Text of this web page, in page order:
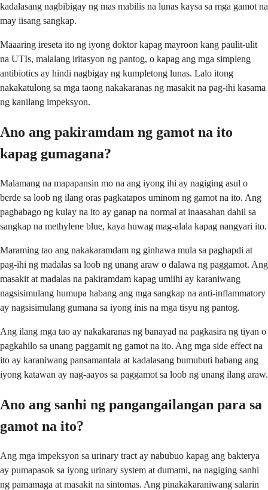
kadalasang nagbibigay ng mas mabilis na lunas kaysa sa mga gamot na
may iisang sangkap.
Maaaring ireseta ito ng iyong doktor kapag mayroon kang paulit-ulit
na UTIs, malalang iritasyon ng pantog, o kapag ang mga simpleng
antibiotics ay hindi nagbigay ng kumpletong lunas. Lalo itong
nakakatulong sa mga taong nakakaranas ng masakit na pag-ihi kasama
ng kanilang impeksyon.
Ano ang pakiramdam ng gamot na ito
kapag gumagana?
Malamang na mapapansin mo na ang iyong ihi ay nagiging asul o
berde sa loob ng ilang oras pagkatapos uminom ng gamot na ito. Ang
pagbabago ng kulay na ito ay ganap na normal at inaasahan dahil sa
sangkap na methylene blue, kaya huwag mag-alala kapag nangyari ito.
Maraming tao ang nakakaramdam ng ginhawa mula sa paghapdi at
pag-ihi ng madalas sa loob ng unang araw o dalawa ng paggamot. Ang
masakit at madalas na pakiramdam kapag umiihi ay karaniwang
nagsisimulang humupa habang ang mga sangkap na anti-inflammatory
ay nagsisimulang gumana sa iyong inis na mga tisyu ng pantog.
Ang ilang mga tao ay nakakaranas ng banayad na pagkasira ng tiyan o
pagkahilo sa unang paggamit ng gamot na ito. Ang mga side effect na
ito ay karaniwang pansamantala at kadalasang bumubuti habang ang
iyong katawan ay nag-aayos sa paggamot sa loob ng unang ilang araw.
Ano ang sanhi ng pangangailangan para sa
gamot na ito?
Ang mga impeksyon sa urinary tract ay nabubuo kapag ang bakterya
ay pumapasok sa iyong urinary system at dumami, na nagiging sanhi
ng pamamaga at masakit na sintomas. Ang pinakakaraniwang salarin